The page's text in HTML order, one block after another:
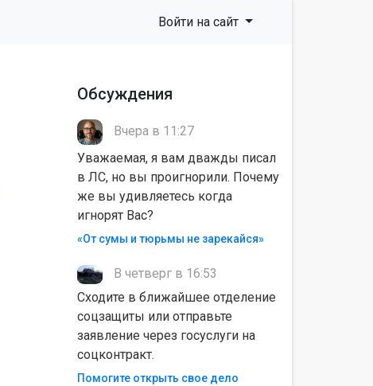
Войти на сайт
Обсуждения
Вчера в 11:27
Уважаемая, я вам дважды писал
в ЛС, но вы проигнорили. Почему
же вы удивляетесь когда
игнорят Вас?
«От сумы и тюрьмы не зарекайся»
В четверг в 16:53
Сходите в ближайшее отделение
соцзащиты или отправьте
заявление через госуслуги на
соцконтракт.
Помогите открыть свое дело